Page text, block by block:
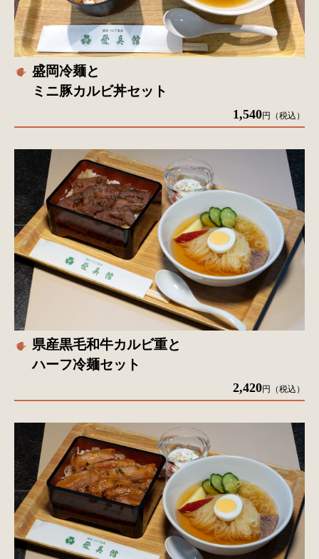
盛岡冷麺と
ミニ豚カルビ丼セット
1,540円（税込）
県産黒毛和牛カルビ重と
ハーフ冷麺セット
2,420円（税込）